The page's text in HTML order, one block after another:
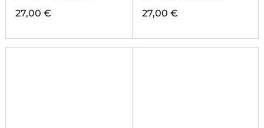
27,00 € 27,00 €